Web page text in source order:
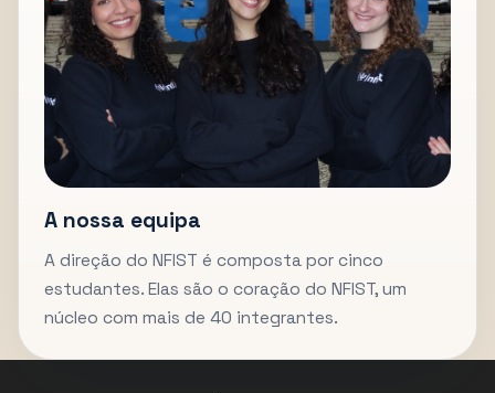
A nossa equipa
A direção do NFIST é composta por cinco
estudantes. Elas são o coração do NFIST, um
núcleo com mais de 40 integrantes.